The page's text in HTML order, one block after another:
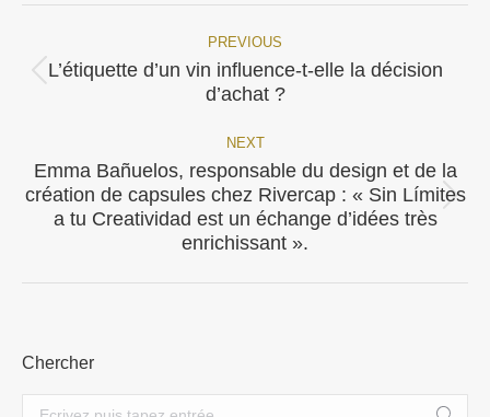
Post
PREVIOUS
Previous
post:
L’étiquette d’un vin influence-t-elle la décision
d’achat ?
NEXT
Next
post:
Emma Bañuelos, responsable du design et de la
création de capsules chez Rivercap : « Sin Límites
a tu Creatividad est un échange d’idées très
enrichissant ».
Chercher